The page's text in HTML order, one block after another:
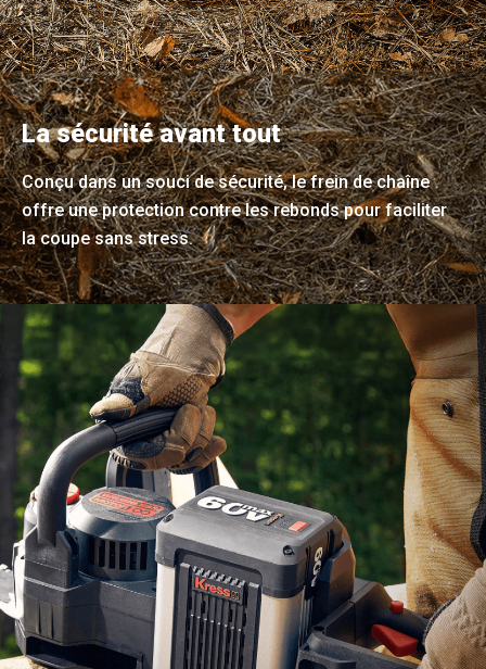
La sécurité avant tout
Conçu dans un souci de sécurité, le frein de chaîne
offre une protection contre les rebonds pour faciliter
la coupe sans stress.